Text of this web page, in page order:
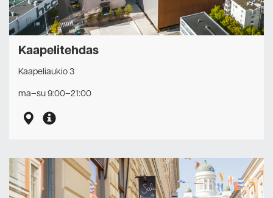
Kaapelitehdas
Kaapeliaukio 3
ma–su 9:00–21:00